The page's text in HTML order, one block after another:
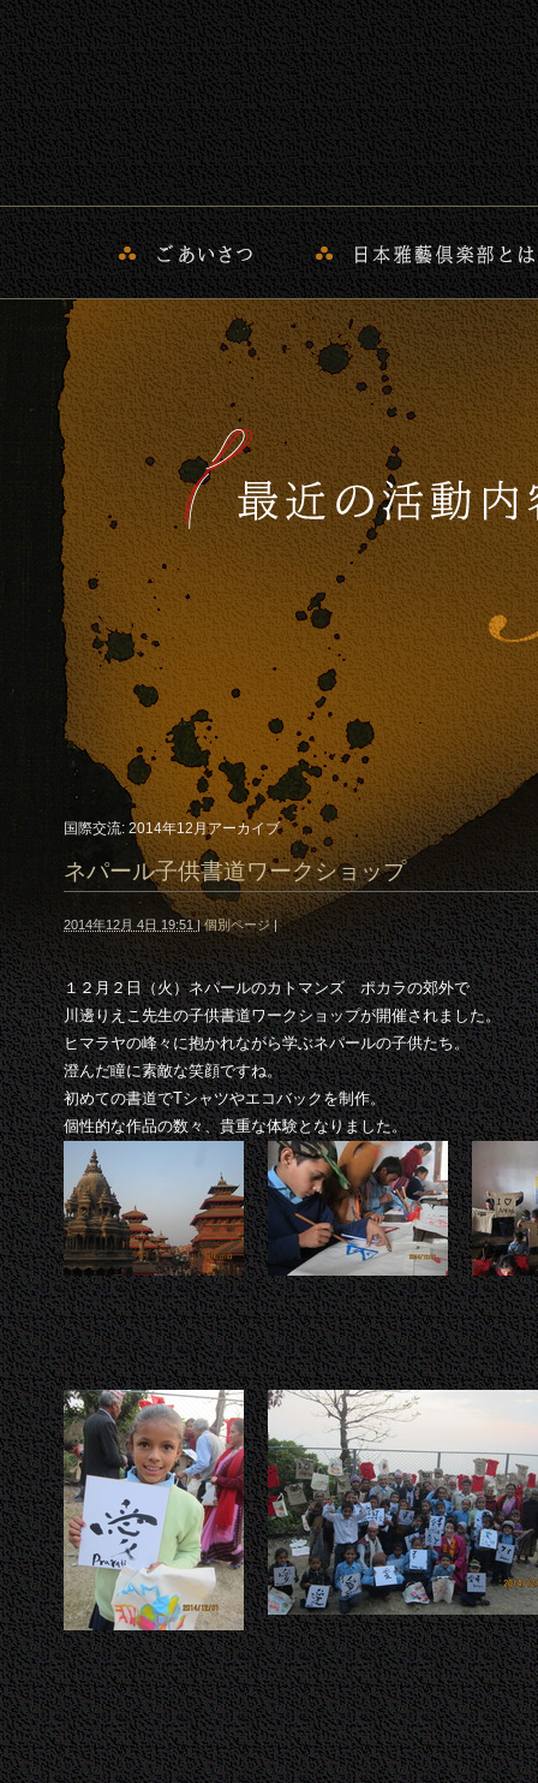
国際交流: 2014年12月アーカイブ
ネパール子供書道ワークショップ
2014年12月 4日 19:51| 個別ページ |
１２月２日（火）ネパールのカトマンズ ポカラの郊外で
川邊りえこ先生の子供書道ワークショップが開催されました。
ヒマラヤの峰々に抱かれながら学ぶネパールの子供たち。
澄んだ瞳に素敵な笑顔ですね。
初めての書道でTシャツやエコバックを制作。
個性的な作品の数々、貴重な体験となりました。